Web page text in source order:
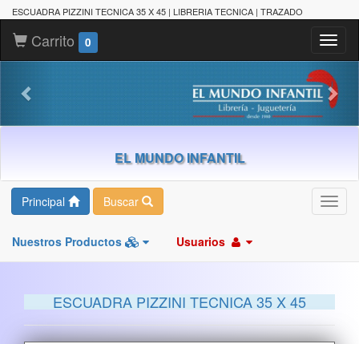
ESCUADRA PIZZINI TECNICA 35 X 45 | LIBRERIA TECNICA | TRAZADO
Carrito 0
EL MUNDO INFANTIL
Principal Buscar
Nuestros Productos Usuarios
ESCUADRA PIZZINI TECNICA 35 X 45